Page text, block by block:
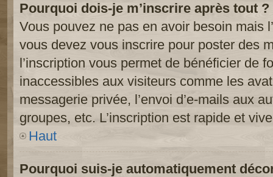
Pourquoi dois-je m’inscrire après tout ?
Vous pouvez ne pas en avoir besoin mais
vous devez vous inscrire pour poster des
l’inscription vous permet de bénéficier de
inaccessibles aux visiteurs comme les
messagerie privée, l’envoi d’e-mails aux
groupes, etc. L’inscription est rapide et
Haut
Pourquoi suis-je automatiquement